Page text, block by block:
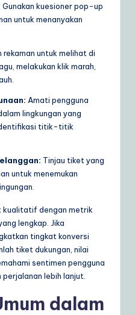
Gunakan kuesioner pop-up
untuk menanyakan
rekaman untuk melihat di
melakukan klik marah,
Amati pengguna
lingkungan yang
titik-titik
Tinjau tiket yang
untuk menemukan
kualitatif dengan metrik
lengkap. Jika
tingkat konversi
tiket dukungan, nilai
sentimen pengguna
lebih lanjut.
dalam